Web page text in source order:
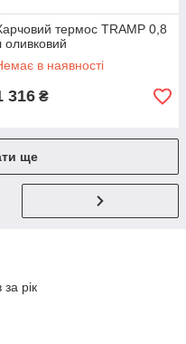
термос TRAMP 0,8
оливковий
в наявності
316 ₴
ще
рік